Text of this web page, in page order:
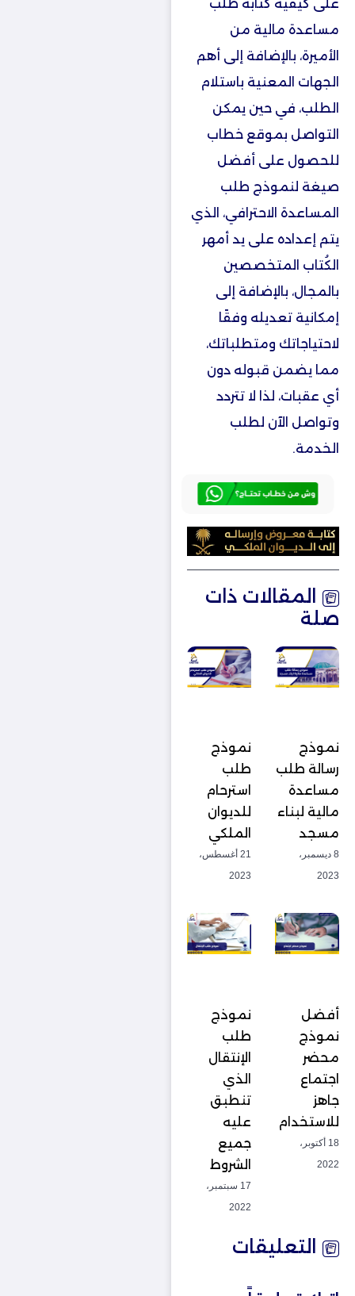
على كيفية كتابة طلب
مساعدة مالية من
الأميرة، بالإضافة إلى أهم
الجهات المعنية باستلام
الطلب، في حين يمكن
التواصل بموقع خطاب
للحصول على أفضل
صيغة لنموذج طلب
المساعدة الاحترافي، الذي
يتم إعداده على يد أمهر
الكُتاب المتخصصين
بالمجال، بالإضافة إلى
إمكانية تعديله وفقًا
لاحتياجاتك ومتطلباتك،
مما يضمن قبوله دون
أي عقبات، لذا لا تتردد
وتواصل الآن لطلب
الخدمة.
المقالات ذات
صلة
نموذج
رسالة طلب
مساعدة
مالية لبناء
مسجد
8 ديسمبر،
2023
نموذج
طلب
استرحام
للديوان
الملكي
21 أغسطس،
2023
أفضل
نموذج
محضر
اجتماع
جاهز
للاستخدام
18 أكتوبر،
2022
نموذج
طلب
الإنتقال
الذي
تنطبق
عليه
جميع
الشروط
17 سبتمبر،
2022
التعليقات